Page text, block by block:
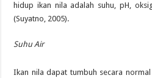
hidup ikan nila adalah suhu, pH,
(Suyatno, 2005).
Suhu Air
Ikan nila dapat tumbuh secara